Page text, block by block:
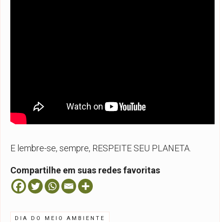
E lembre-se, sempre, RESPEITE SEU PLANETA.
Compartilhe em suas redes favoritas
DIA DO MEIO AMBIENTE